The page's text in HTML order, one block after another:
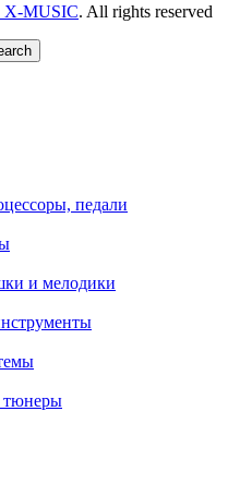
X-MUSIC. All rights reserved
педали
и мелодики
тюнеры